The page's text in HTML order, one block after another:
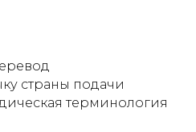
страны подачи
терминология